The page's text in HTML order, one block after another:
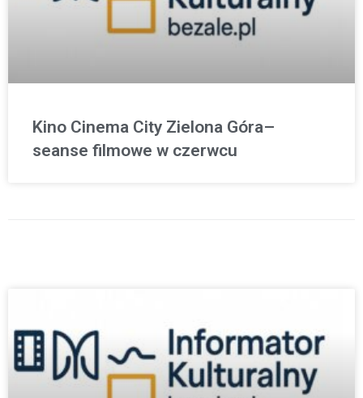
Kino Cinema City Zielona Góra–
seanse filmowe w czerwcu